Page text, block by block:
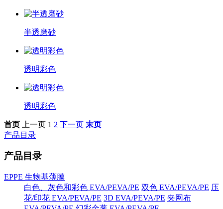
半透磨砂
透明彩色
透明彩色
首页 上一页 1 2 下一页 末页
产品目录
产品目录
EPPE 生物基薄膜
白色、灰色和彩色 EVA/PEVA/PE 双色 EVA/PEVA/PE 压
花/印花 EVA/PEVA/PE 3D EVA/PEVA/PE 夹网布